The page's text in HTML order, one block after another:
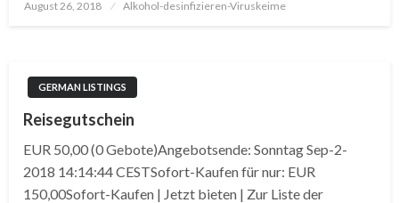
Posted
August 26, 2018 Alkohol-desinfizieren-Viruskeime
GERMAN LISTINGS
Reisegutschein
EUR 50,00 (0 Gebote)Angebotsende: Sonntag Sep-2-
2018 14:14:44 CESTSofort-Kaufen für nur: EUR
150,00Sofort-Kaufen | Jetzt bieten | Zur Liste der